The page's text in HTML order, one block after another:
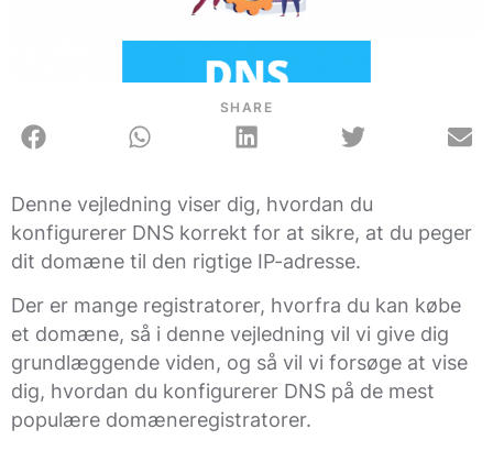
SHARE
Denne vejledning viser dig, hvordan du
konfigurerer DNS korrekt for at sikre, at du peger
dit domæne til den rigtige IP-adresse.
Der er mange registratorer, hvorfra du kan købe
et domæne, så i denne vejledning vil vi give dig
grundlæggende viden, og så vil vi forsøge at vise
dig, hvordan du konfigurerer DNS på de mest
populære domæneregistratorer.